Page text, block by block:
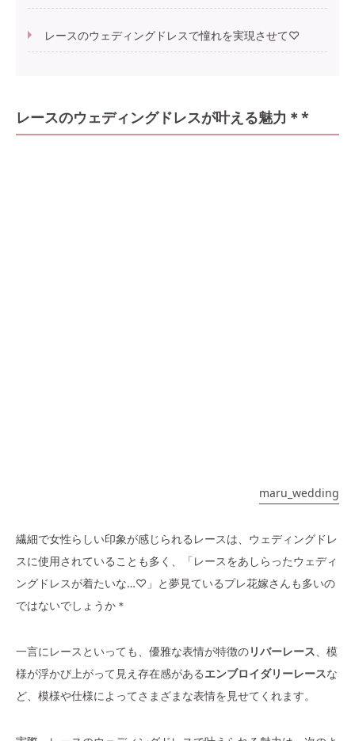
レースのウェディングドレスで憧れを実現させて♡
レースのウェディングドレスが叶える魅力＊*
maru_wedding
繊細で女性らしい印象が感じられるレースは、ウェディングドレ
スに使用されていることも多く、「レースをあしらったウェディ
ングドレスが着たいな…♡」と夢見ているプレ花嫁さんも多いの
ではないでしょうか＊
一言にレースといっても、優雅な表情が特徴のリバーレース 、模
様が浮かび上がって見え存在感があるエンブロイダリーレースな
ど、模様や仕様によってさまざまな表情を見せてくれます。